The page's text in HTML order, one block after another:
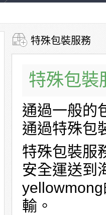
特殊包裝服務
特殊包裝
通過一般的
通過特殊包
特殊包裝服
安全運送到
輸。